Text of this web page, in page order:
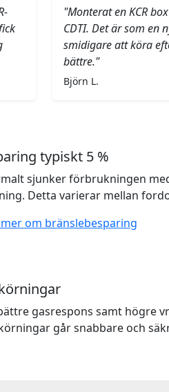
"Monterat en KCR
CDTI. Det är som en
smidigare att köra
bättre."
Björn L.
typiskt 5 %
sjunker förbrukningen
Detta varierar mellan
mer om bränslebesparing
gasrespons samt högre
går snabbare och